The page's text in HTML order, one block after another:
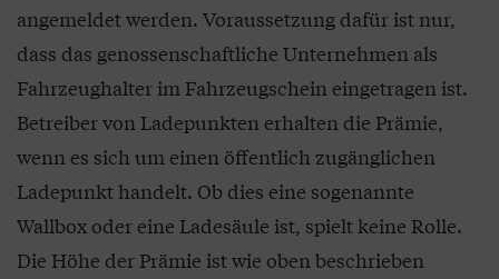
angemeldet werden. Voraussetzung dafür ist nur,
dass das genossenschaftliche Unternehmen als
Fahrzeughalter im Fahrzeugschein eingetragen ist.
Betreiber von Ladepunkten erhalten die Prämie,
wenn es sich um einen öffentlich zugänglichen
Ladepunkt handelt. Ob dies eine sogenannte
Wallbox oder eine Ladesäule ist, spielt keine Rolle.
Die Höhe der Prämie ist wie oben beschrieben